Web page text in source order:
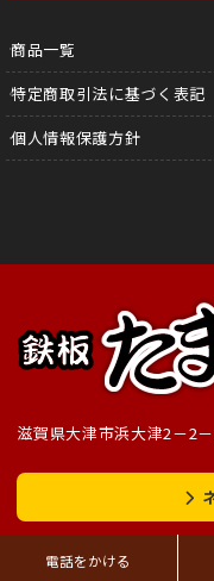
商品一覧
特定商取引法に基づく表記
個人情報保護方針
滋賀県大津市浜大津2－2
電話をかける